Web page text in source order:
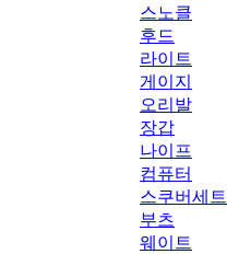
스노클
후드
라이트
게이지
오리발
장갑
나이프
컴퓨터
스쿠버세트
부츠
웨이트